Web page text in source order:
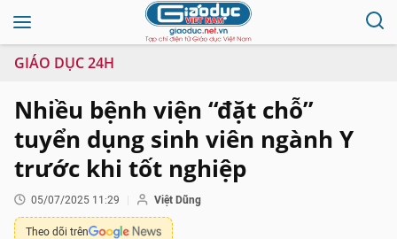
GIÁO DỤC 24H
Nhiều bệnh viện “đặt chỗ”
tuyển dụng sinh viên ngành Y
trước khi tốt nghiệp
05/07/2025 11:29 Việt Dũng
Theo dõi trên